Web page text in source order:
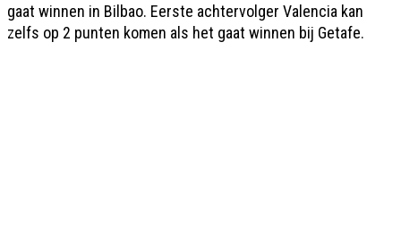
gaat winnen in Bilbao. Eerste achtervolger Valencia kan
zelfs op 2 punten komen als het gaat winnen bij Getafe.